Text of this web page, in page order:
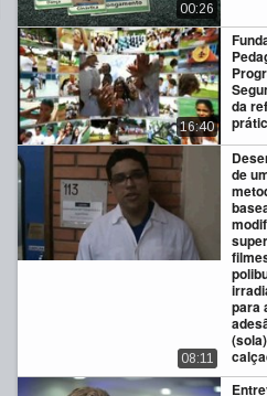
00:26
da
16:40
de
para
08:11